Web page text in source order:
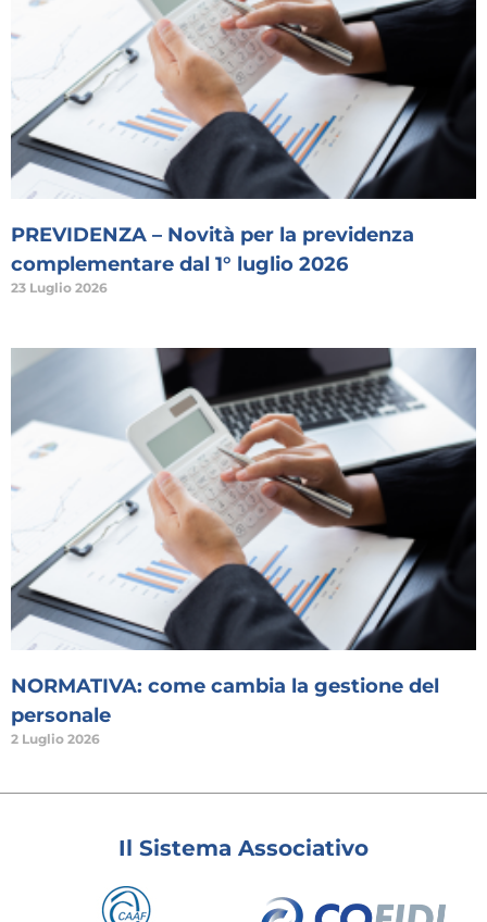
PREVIDENZA – Novità per la previdenza
complementare dal 1° luglio 2026
23 Luglio 2026
NORMATIVA: come cambia la gestione del
personale
2 Luglio 2026
Il Sistema Associativo